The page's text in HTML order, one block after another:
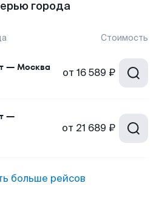
города
Стоимость
— Москва от 16 589 ₽
—
от 21 689 ₽
больше рейсов